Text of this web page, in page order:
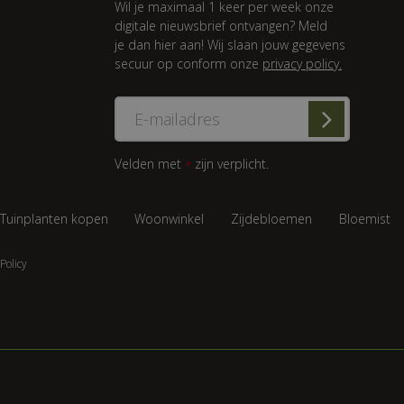
Wil je maximaal 1 keer per week onze
digitale nieuwsbrief ontvangen? Meld
je dan hier aan! Wij slaan jouw gegevens
secuur op conform onze privacy policy.
Velden met * zijn verplicht.
Tuinplanten kopen Woonwinkel Zijdebloemen Bloemist